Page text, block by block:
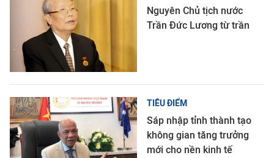
Nguyên Chủ tịch nước
Trần Đức Lương từ trần
TIÊU ĐIỂM
Sáp nhập tỉnh thành tạo
không gian tăng trưởng
mới cho nền kinh tế